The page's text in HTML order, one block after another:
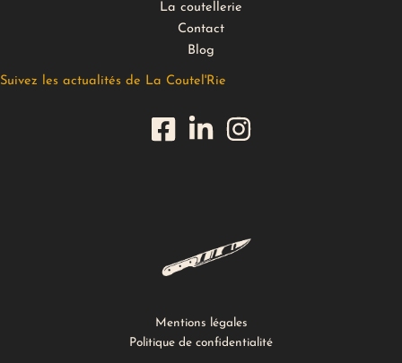
La coutellerie
Contact
Blog
Suivez les actualités de La Coutel'Rie
Mentions légales
Politique de confidentialité